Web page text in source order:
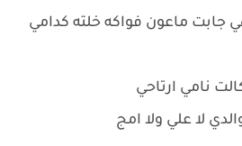
ماعون فواكه خلته كدامي
نامي ارتاحي
لا علي ولا امج